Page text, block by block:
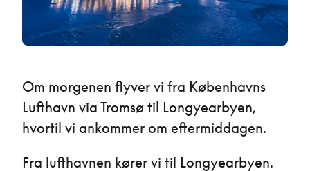
Om morgenen flyver vi fra Københavns
Lufthavn via Tromsø til Longyearbyen,
hvortil vi ankommer om eftermiddagen.
Fra lufthavnen kører vi til Longyearbyen.